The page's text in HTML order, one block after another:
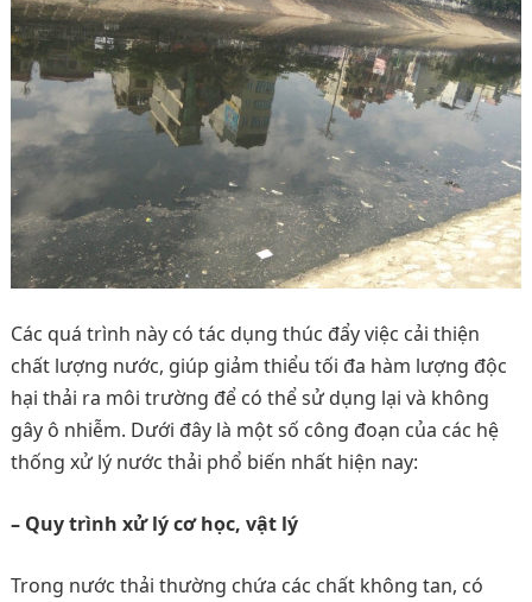
Các quá trình này có tác dụng thúc đẩy việc cải thiện
chất lượng nước, giúp giảm thiểu tối đa hàm lượng độc
hại thải ra môi trường để có thể sử dụng lại và không
gây ô nhiễm. Dưới đây là một số công đoạn của các hệ
thống xử lý nước thải phổ biến nhất hiện nay:
– Quy trình xử lý cơ học, vật lý
Trong nước thải thường chứa các chất không tan, có